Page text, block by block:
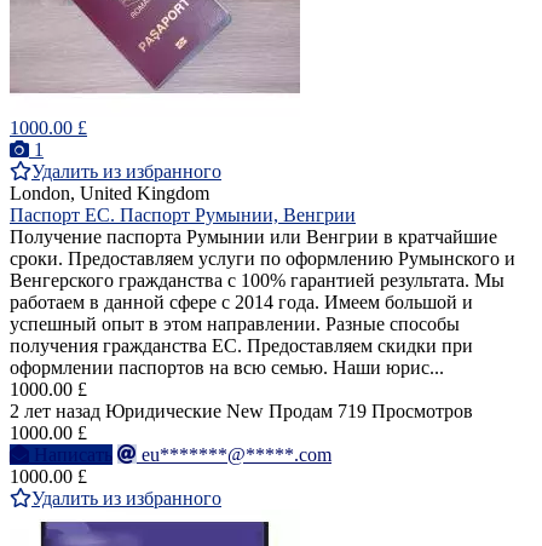
1000.00 £
1
Удалить из избранного
London, United Kingdom
Паспорт ЕС. Паспорт Румынии, Венгрии
Получение паспорта Румынии или Венгрии в кратчайшие
сроки. Предоставляем услуги по оформлению Румынского и
Венгерского гражданства с 100% гарантией результата. Мы
работаем в данной сфере с 2014 года. Имеем большой и
успешный опыт в этом направлении. Разные способы
получения гражданства ЕС. Предоставляем скидки при
оформлении паспортов на всю семью. Наши юрис...
1000.00 £
2 лет назад Юридические New Продам 719 Просмотров
1000.00 £
Написать
eu*******@*****.com
1000.00 £
Удалить из избранного